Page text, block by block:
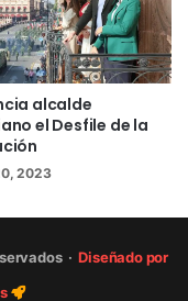
alcalde
el Desfile de la
2023
·Diseñado por